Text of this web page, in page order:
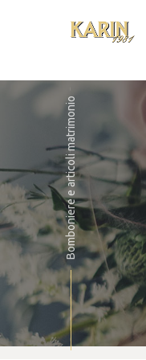
Bomboniere e articoli matrimonio